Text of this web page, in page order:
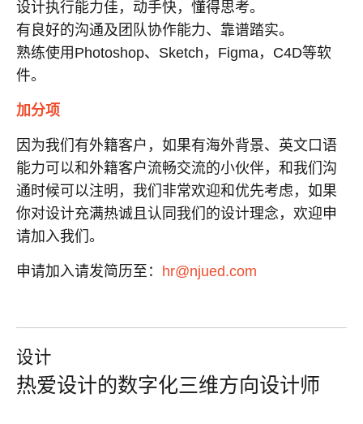
设计执行能力佳，动手快，懂得思考。
有良好的沟通及团队协作能力、靠谱踏实。
熟练使用 Photoshop、 Sketch，Figma，C4D等软
件。
加分项
因为我们有外籍客户，如果有海外背景、英文口语
能力可以和外籍客户流畅交流的小伙伴，和我们沟
通时候可以注明，我们非常欢迎和优先考虑，如果
你对设计充满热诚且认同我们的设计理念，欢迎申
请加入我们。
申请加入请发简历至： hr@njued.com
设计
热爱设计的数字化三维方向设计师